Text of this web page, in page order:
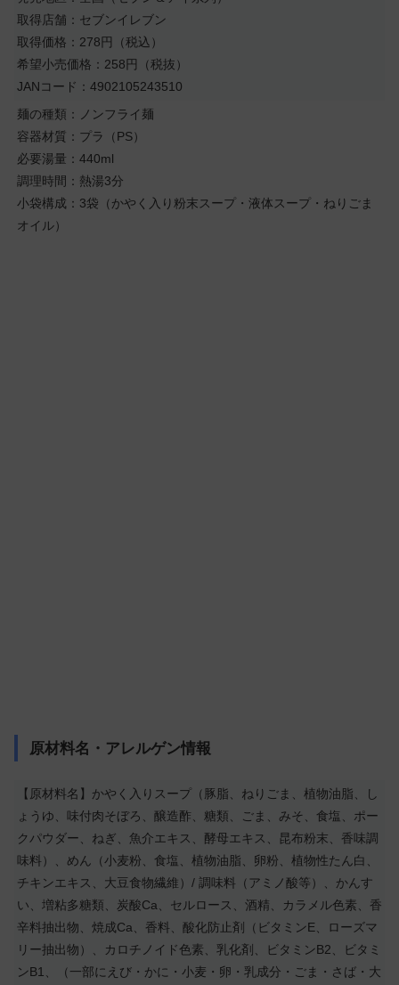
取得店舗：セブンイレブン
取得価格：278円（税込）
希望小売価格：258円（税抜）
JANコード：4902105243510
麺の種類：ノンフライ麺
容器材質：プラ（PS）
必要湯量：440ml
調理時間：熱湯3分
小袋構成：3袋（かやく入り粉末スープ・液体スープ・ねりごま
オイル）
原材料名・アレルゲン情報
【原材料名】かやく入りスープ（豚脂、ねりごま、植物油脂、し
ょうゆ、味付肉そぼろ、醸造酢、糖類、ごま、みそ、食塩、ポー
クパウダー、ねぎ、魚介エキス、酵母エキス、昆布粉末、香味調
味料）、めん（小麦粉、食塩、植物油脂、卵粉、植物性たん白、
チキンエキス、大豆食物繊維）/ 調味料（アミノ酸等）、かんす
い、増粘多糖類、炭酸Ca、セルロース、酒精、カラメル色素、香
辛料抽出物、焼成Ca、香料、酸化防止剤（ビタミンE、ローズマ
リー抽出物）、カロチノイド色素、乳化剤、ビタミンB2、ビタミ
ンB1、（一部にえび・かに・小麦・卵・乳成分・ごま・さば・大